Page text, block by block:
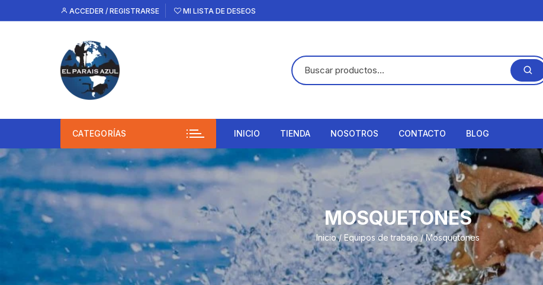
al
ACCEDER / REGISTRARSE MI LISTA DE DESEOS
CATEGORÍAS INICIO TIENDA NOSOTROS CONTACTO BLOG
MOSQUETONES
Inicio/ Equipos de trabajo / Mosquetones